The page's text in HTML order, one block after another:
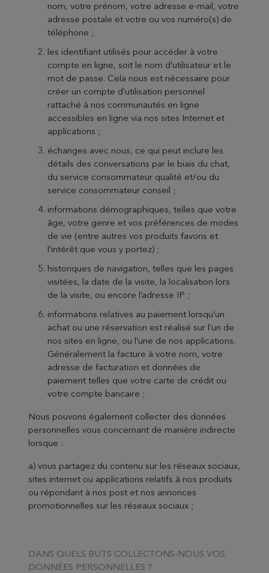
nom, votre prénom, votre adresse e-mail, votre
adresse postale et votre ou vos numéro(s) de
téléphone ;
les identifiant utilisés pour accéder à votre
compte en ligne, soit le nom d’utilisateur et le
mot de passe. Cela nous est nécessaire pour
créer un compte d’utilisation personnel
rattaché à nos communautés en ligne
accessibles en ligne via nos sites Internet et
applications ;
échanges avec nous, ce qui peut inclure les
détails des conversations par le biais du chat,
du service consommateur qualité et/ou du
service consommateur conseil ;
informations démographiques, telles que votre
âge, votre genre et vos préférences de modes
de vie (entre autres vos produits favoris et
l’intérêt que vous y portez) ;
historiques de navigation, telles que les pages
visitées, la date de la visite, la localisation lors
de la visite, ou encore l’adresse IP ;
informations relatives au paiement lorsqu’un
achat ou une réservation est réalisé sur l’un de
nos sites en ligne, ou l’une de nos applications.
Généralement la facture à votre nom, votre
adresse de facturation et données de
paiement telles que votre carte de crédit ou
votre compte bancaire ;
Nous pouvons également collecter des données
personnelles vous concernant de manière indirecte
lorsque :
a) vous partagez du contenu sur les réseaux sociaux,
sites internet ou applications relatifs à nos produits
ou répondant à nos post et nos annonces
promotionnelles sur les réseaux sociaux ;
DANS QUELS BUTS COLLECTONS-NOUS VOS
DONNÉES PERSONNELLES ?